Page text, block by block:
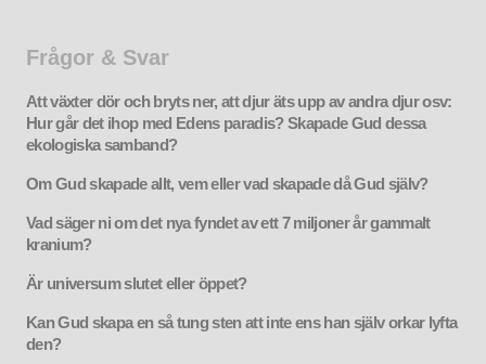
Frågor & Svar
Att växter dör och bryts ner, att djur äts upp av andra djur osv:
Hur går det ihop med Edens paradis? Skapade Gud dessa
ekologiska samband?
Om Gud skapade allt, vem eller vad skapade då Gud själv?
Vad säger ni om det nya fyndet av ett 7 miljoner år gammalt
kranium?
Är universum slutet eller öppet?
Kan Gud skapa en så tung sten att inte ens han själv orkar lyfta
den?